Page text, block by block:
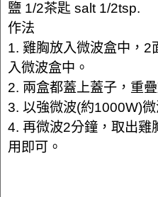
鹽 1/2茶匙 salt 1/2tsp.
作法
1. 雞胸放入微波盒中，2
入微波盒中。
2. 兩盒都蓋上蓋子，重
3. 以強微波(約1000W)
4. 再微波2分鐘，取出雞
用即可。